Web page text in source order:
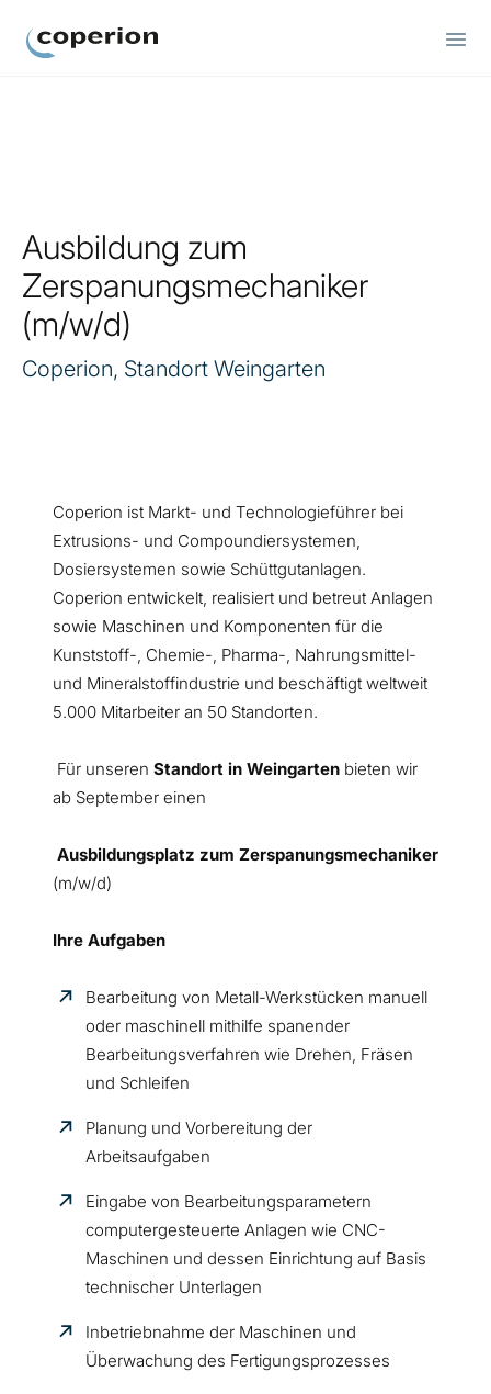
Ausbildung zum
Zerspanungsmechaniker
(m/w/d)
Coperion, Standort Weingarten
Coperion ist Markt- und Technologieführer bei
Extrusions- und Compoundiersystemen,
Dosiersystemen sowie Schüttgutanlagen.
Coperion entwickelt, realisiert und betreut Anlagen
sowie Maschinen und Komponenten für die
Kunststoff-, Chemie-, Pharma-, Nahrungsmittel-
und Mineralstoffindustrie und beschäftigt weltweit
5.000 Mitarbeiter an 50 Standorten.
Für unseren Standort in Weingarten bieten wir
ab September einen
Ausbildungsplatz zum Zerspanungsmechaniker
(m/w/d)
Ihre Aufgaben
Bearbeitung von Metall-Werkstücken manuell
oder maschinell mithilfe spanender
Bearbeitungsverfahren wie Drehen, Fräsen
und Schleifen
Planung und Vorbereitung der
Arbeitsaufgaben
Eingabe von Bearbeitungsparametern
computergesteuerte Anlagen wie CNC-
Maschinen und dessen Einrichtung auf Basis
technischer Unterlagen
Inbetriebnahme der Maschinen und
Überwachung des Fertigungsprozesses